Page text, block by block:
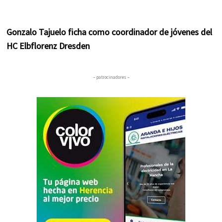
Gonzalo Tajuelo ficha como coordinador de jóvenes del
HC Elbflorenz Dresden
– patrocinadores –